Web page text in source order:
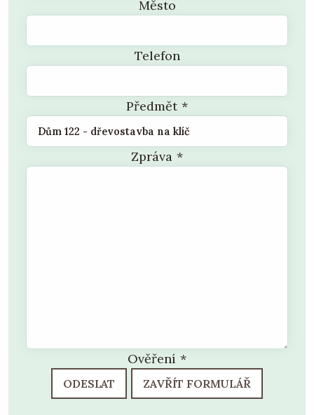
Město
Telefon
Předmět*
Zpráva *
Ověření *
ODESLAT ZAVŘÍT FORMULÁŘ